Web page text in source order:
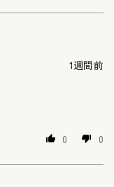
1週間前
0 0